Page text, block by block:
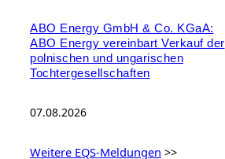
ABO Energy GmbH & Co. KGaA:
ABO Energy vereinbart Verkauf der
polnischen und ungarischen
Tochtergesellschaften
07.08.2026
Weitere EQS-Meldungen >>